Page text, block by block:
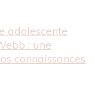
adolescente
: une
connaissances